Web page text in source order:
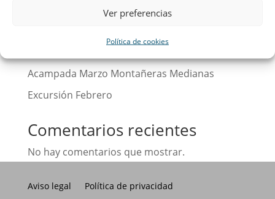
Ver preferencias
Política de cookies
Acampada Marzo Montañeras Medianas
Excursión Febrero
Comentarios recientes
No hay comentarios que mostrar.
Aviso legal
Política de privacidad